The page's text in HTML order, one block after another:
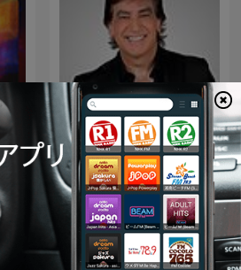
Dante Gebel Live